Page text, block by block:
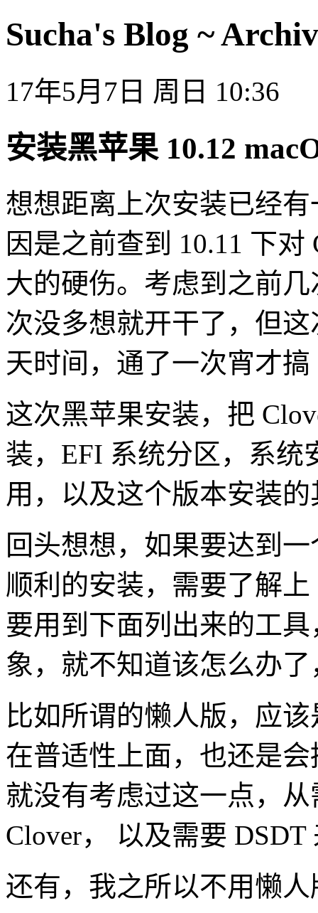
Sucha's Blog ~
17年5月7日 周日 10:36
安装黑苹果 10.12
想想距离上次安装已经
因是之前查到 10.11 下
大的硬伤。考虑到之前
次没多想就开干了，但
天时间，通了一次宵才搞
这次黑苹果安装，把
装，EFI 系统分区，系统
用，以及这个版本安装
回头想想，如果要达到
顺利的安装，需要了解
要用到下面列出来的工
象，就不知道该怎么办
比如所谓的懒人版，应
在普适性上面，也还是
就没有考虑过这一点，
Clover， 以及需要
还有，我之所以不用懒